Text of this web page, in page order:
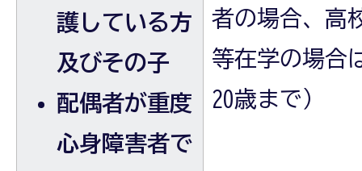
護している方
及びその子
配偶者が重度
心身障害者で
者の場合、高
等在学の場合
20歳まで）